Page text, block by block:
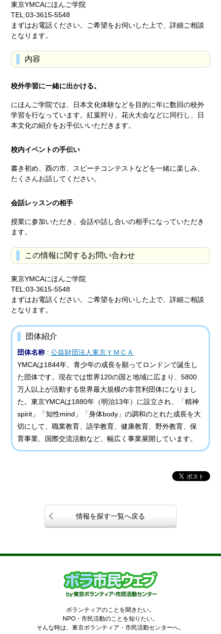
東京YMCAにほんご学院
TEL:03-3615-5548
まずはお電話ください。ご希望をお伺いした上で、詳細ご相談
となります。
内容
校外学習に一緒に出かける。
にほんご学院では、日本文化体験などを目的に年に数回の校外
学習を行なっています。紅葉狩り、花火大会などに同行し、日
本文化の紹介をお手伝いいただきます。
校内イベントの手伝い
書き初め、酉の市、スピーチコンテストなどを一緒に楽しみ、
たくさんお話してください。
会話レッスンの相手
授業に参加いただき、会話や話し合いの相手になっていただき
ます。
この情報に関するお問い合わせ
東京YMCAにほんご学院
TEL:03-3615-5548
まずはお電話ください。ご希望をお伺いした上で、詳細ご相談
となります。
団体紹介
団体名称 :公益財団法人東京ＹＭＣＡ
YMCAは1844年、青少年の成長を願ってロンドンで誕生し
た団体です。現在では世界120の国と地域に広まり、5800
万人以上が活動する世界最大規模の非営利団体になりまし
た。東京YMCAは1880年（明治13年）に設立され、「精神
spirit」「知性mind」「身体body」の調和のとれた成長を大
切にして、職業教育、語学教育、健康教育、野外教育、保
育事業、国際交流活動など、幅広く事業展開しています。
情報を探す一覧へ戻る
ボランティアのことを聞きたい。
NPO・市民活動のことを知りたい。
そんな時は、東京ボランティア・市民活動センターへ。